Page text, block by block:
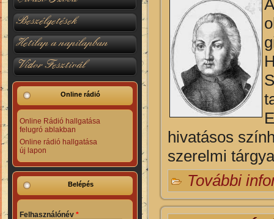
Beszélgetések
Hetilap a napilapban
Vidor Fesztivál
Online rádió
Online Rádió hallgatása
felugró ablakban
Online rádió hallgatása
új lapon
Belépés
Felhasználónév *
hivatásos
szerelmi
További